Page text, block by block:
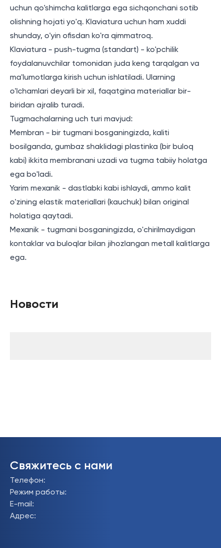
uchun qo'shimcha kalitlarga ega sichqonchani sotib
olishning hojati yo'q. Klaviatura uchun ham xuddi
shunday, o'yin ofisdan ko'ra qimmatroq.
Klaviatura - push-tugma (standart) - ko'pchilik
foydalanuvchilar tomonidan juda keng tarqalgan va
ma'lumotlarga kirish uchun ishlatiladi. Ularning
o'lchamlari deyarli bir xil, faqatgina materiallar bir-
biridan ajralib turadi.
Tugmachalarning uch turi mavjud:
Membran - bir tugmani bosganingizda, kaliti
bosilganda, gumbaz shaklidagi plastinka (bir buloq
kabi) ikkita membranani uzadi va tugma tabiiy holatga
ega bo'ladi.
Yarim mexanik - dastlabki kabi ishlaydi, ammo kalit
o'zining elastik materiallari (kauchuk) bilan original
holatiga qaytadi.
Mexanik - tugmani bosganingizda, o'chirilmaydigan
kontaklar va buloqlar bilan jihozlangan metall kalitlarga
ega.
Новости
Свяжитесь с нами
Телефон:
Режим работы:
E-mail :
Адрес: